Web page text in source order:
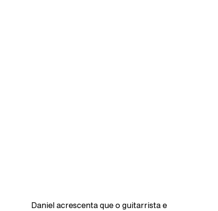
Daniel acrescenta que o guitarrista e